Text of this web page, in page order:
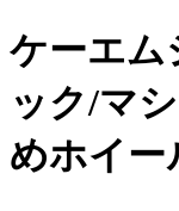
ケーエ
ック/マ
めホイー